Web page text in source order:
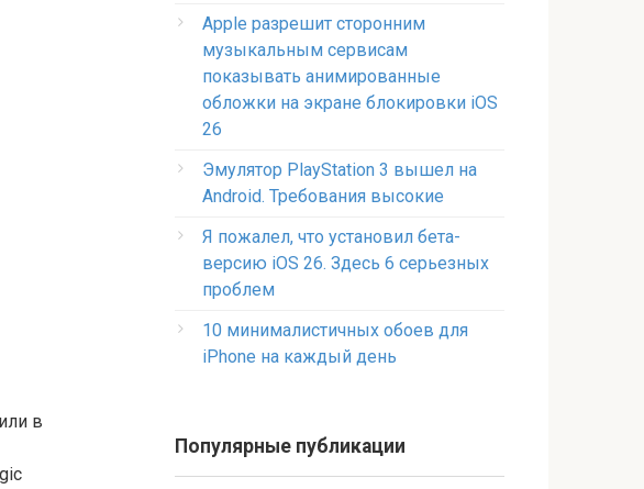
в
Apple разрешит сторонним
музыкальным сервисам
показывать анимированные
обложки на экране блокировки iOS
26
Эмулятор PlayStation 3 вышел на
Android. Требования высокие
Я пожалел, что установил бета-
версию iOS 26. Здесь 6 серьезных
проблем
10 минималистичных обоев для
iPhone на каждый день
Популярные публикации